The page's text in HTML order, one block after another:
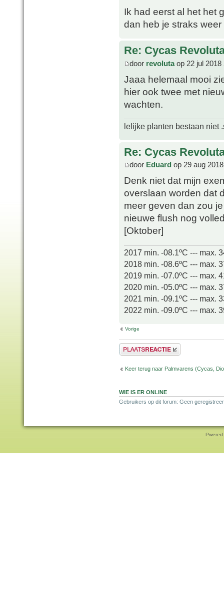
Ik had eerst al het het
dan heb je straks
Re: Cycas
door revolutaop 22 jul 2018
Jaaa helemaal mooi
hier ook twee met
wachten.
lelijke planten bestaan niet
Re: Cycas
door Eduard op 29 aug
Denk niet dat mijn
overslaan worden dat
meer geven dan zou
nieuwe flush nog
[Oktober]
2017 min. -08.1ºC --- max.
2018 min. -08.6ºC --- max.
2019 min. -07.0ºC --- max.
2020 min. -05.0ºC --- max.
2021 min. -09.1ºC --- max.
2022 min. -09.0ºC --- max.
Vorige
Plaats een reactie
Keer terug naar Palmvarens (Cycas,
WIE IS ER ONLINE
Gebruikers op dit forum: Geen